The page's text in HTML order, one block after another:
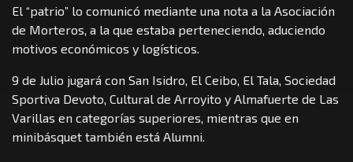
El “patrio” lo comunicó mediante una nota a la Asociación
de Morteros, a la que estaba perteneciendo, aduciendo
motivos económicos y logísticos.
9 de Julio jugará con San Isidro, El Ceibo, El Tala, Sociedad
Sportiva Devoto, Cultural de Arroyito y Almafuerte de Las
Varillas en categorías superiores, mientras que en
minibásquet también está Alumni.